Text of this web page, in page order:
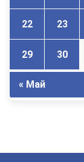
22 23
29 30
« Май